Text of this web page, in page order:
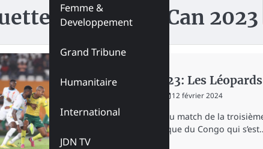
Femme &
Developpement
Grand Tribune
Humanitaire
International
JDN TV
:Léopards Can 2023
CAN 2023: Les
12 février 2024
Au terme du match de la
Démocratique du Congo qui